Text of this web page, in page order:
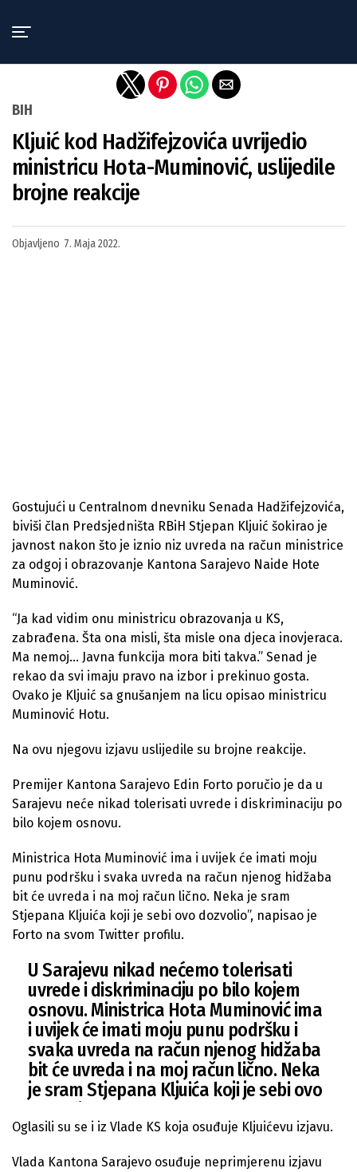
BIH
Kljuić kod Hadžifejzovića uvrijedio
ministricu Hota-Muminović, uslijedile
brojne reakcije
Objavljeno 7. Maja 2022.
Gostujući u Centralnom dnevniku Senada Hadžifejzovića,
biviši član Predsjedništa RBiH Stjepan Kljuić šokirao je
javnost nakon što je iznio niz uvreda na račun ministrice
za odgoj i obrazovanje Kantona Sarajevo Naide Hote
Muminović.
“Ja kad vidim onu ministricu obrazovanja u KS,
zabrađena. Šta ona misli, šta misle ona djeca inovjeraca.
Ma nemoj… Javna funkcija mora biti takva.” Senad je
rekao da svi imaju pravo na izbor i prekinuo gosta.
Ovako je Kljuić sa gnušanjem na licu opisao ministricu
Muminović Hotu.
Na ovu njegovu izjavu uslijedile su brojne reakcije.
Premijer Kantona Sarajevo Edin Forto poručio je da u
Sarajevu neće nikad tolerisati uvrede i diskriminaciju po
bilo kojem osnovu.
Ministrica Hota Muminović ima i uvijek će imati moju
punu podršku i svaka uvreda na račun njenog hidžaba
bit će uvreda i na moj račun lično. Neka je sram
Stjepana Kljuića koji je sebi ovo dozvolio”, napisao je
Forto na svom Twitter profilu.
U Sarajevu nikad nećemo tolerisati
uvrede i diskriminaciju po bilo kojem
osnovu. Ministrica Hota Muminović ima
i uvijek će imati moju punu podršku i
svaka uvreda na račun njenog hidžaba
bit će uvreda i na moj račun lično. Neka
je sram Stjepana Kljuića koji je sebi ovo
dozvolio.
— Edin Forto (@EdinForto)May 7, 2022
Oglasili su se i iz Vlade KS koja osuđuje Kljuićevu izjavu.
Vlada Kantona Sarajevo osuđuje neprimjerenu izjavu